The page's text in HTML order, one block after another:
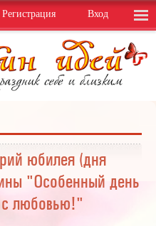
Вход
Регистрация
юбилея (дня
"Особенный день
любовью!"